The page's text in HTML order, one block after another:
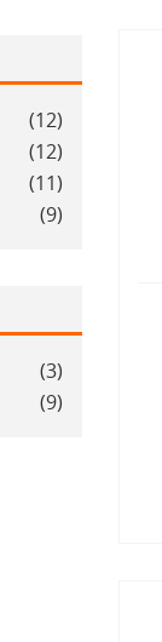
(12)
(12)
(11)
(9)
(3)
(9)